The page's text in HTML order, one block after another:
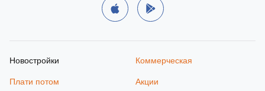
Новостройки Коммерческая
Плати потом Акции